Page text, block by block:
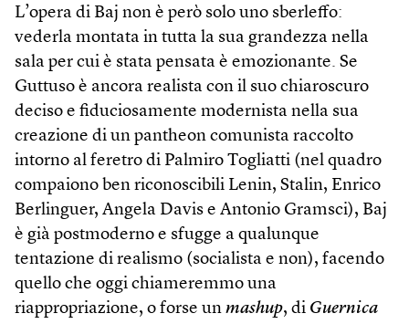
L’opera di Baj non è però solo uno sberleffo:
vederla montata in tutta la sua grandezza nella
sala per cui è stata pensata è emozionante. Se
Guttuso è ancora realista con il suo chiaroscuro
deciso e fiduciosamente modernista nella sua
creazione di un pantheon comunista raccolto
intorno al feretro di Palmiro Togliatti (nel quadro
compaiono ben riconoscibili Lenin, Stalin, Enrico
Berlinguer, Angela Davis e Antonio Gramsci), Baj
è già postmoderno e sfugge a qualunque
tentazione di realismo (socialista e non), facendo
quello che oggi chiameremmo una
riappropriazione, o forse un mashup, di Guernica